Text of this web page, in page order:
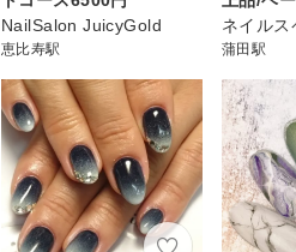
NailSalon JuicyGold
恵比寿駅
ネイルス
蒲田駅